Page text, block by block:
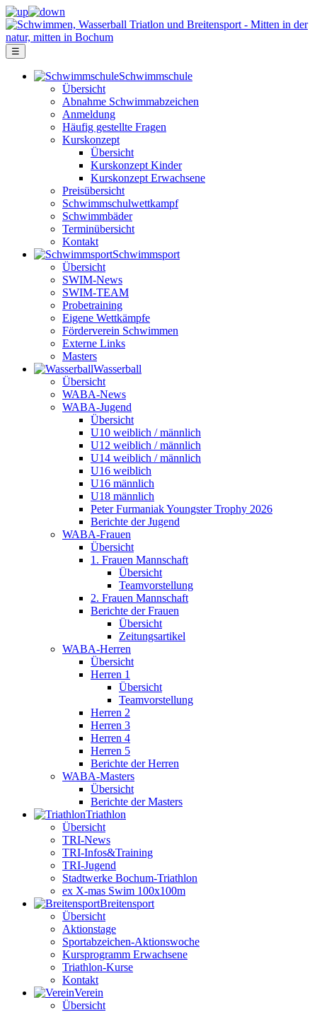
☰
Schwimm­schule
Übersicht
Ab­nah­me Schwimm­ab­zei­chen
Anmeldung
Häufig gestellte Fragen
Kurs­konzept
Übersicht
Kurskonzept Kinder
Kurskonzept Erwachsene
Preis­über­sicht
Schwimm­schul­wett­kampf
Schwimm­bäder
Terminübersicht
Kontakt
Schwimm­sport
Übersicht
SWIM-News
SWIM-TEAM
Probe­training
Eigene Wettkämpfe
Förderverein Schwimmen
Externe Links
Masters
Wasser­ball
Übersicht
WABA-News
WABA-Jugend
Übersicht
U10 weiblich / männlich
U12 weiblich / männlich
U14 weiblich / männlich
U16 weiblich
U16 männlich
U18 männlich
Peter Furmaniak Youngster Trophy 2026
Berichte der Jugend
WABA-Frauen
Übersicht
1. Frauen Mannschaft
Übersicht
Teamvorstellung
2. Frauen Mannschaft
Berichte der Frauen
Übersicht
Zeitungsartikel
WABA-Herren
Übersicht
Herren 1
Übersicht
Teamvorstellung
Herren 2
Herren 3
Herren 4
Herren 5
Berichte der Herren
WABA-Masters
Übersicht
Berichte der Masters
Triathlon
Übersicht
TRI-News
TRI-Infos&Training
TRI-Jugend
Stadtwerke Bochum-Triathlon
ex X-mas Swim 100x100m
Breiten­sport
Übersicht
Aktionstage
Sportabzeichen-Aktionswoche
Kursprogramm Erwachsene
Triathlon-Kurse
Kontakt
Verein
Übersicht